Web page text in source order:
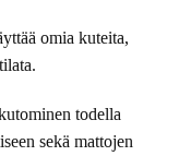
omia kuteita,
todella
sekä mattojen